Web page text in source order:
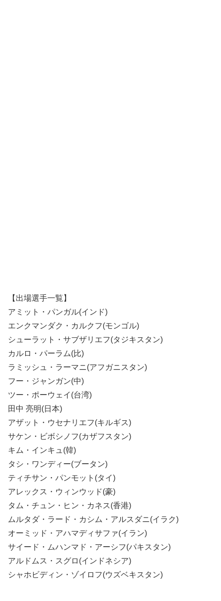
【出場選手一覧】
アミット・パンガル(インド)
エンクマンダク・カルクフ(モンゴル)
シューラット・サブザリエフ(タジキスタン)
カルロ・パーラム(比)
ラミッシュ・ラーマニ(アフガニスタン)
フー・ジャンガン(中)
ツー・ポーウェイ(台湾)
田中 亮明(日本)
アザット・ウセナリエフ(キルギス)
サケン・ビボシノフ(カザフスタン)
キム・インキュ(韓)
タシ・ワンディー(ブータン)
ティチサン・パンモット(タイ)
アレックス・ウィンウッド(豪)
タム・チュン・ヒン・カネス(香港)
ムルタダ・ラード・カシム・アルスダニ(イラク)
オーミッド・アハマディサファ(イラン)
サイード・ムハンマド・アーシフ(パキスタン)
アルドムス・スグロ(インドネシア)
シャホビディン・ゾイロフ(ウズベキスタン)